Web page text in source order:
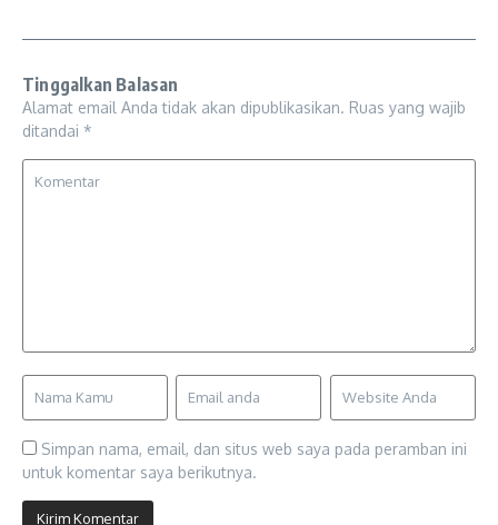
Tinggalkan Balasan
Alamat email Anda tidak akan dipublikasikan. Ruas yang wajib
ditandai *
Simpan nama, email, dan situs web saya pada peramban ini
untuk komentar saya berikutnya.